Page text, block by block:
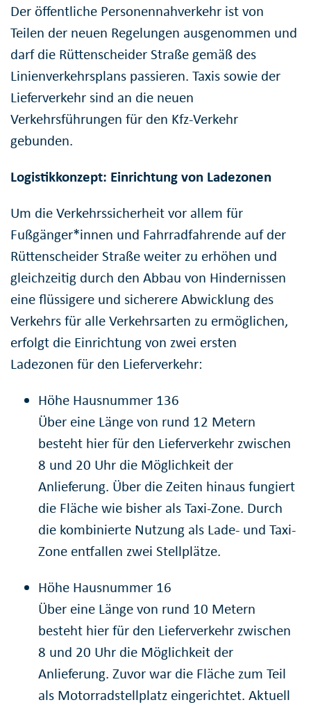
Der öffentliche Personennahverkehr ist von
Teilen der neuen Regelungen ausgenommen und
darf die Rüttenscheider Straße gemäß des
Linienverkehrsplans passieren. Taxis sowie der
Lieferverkehr sind an die neuen
Verkehrsführungen für den Kfz-Verkehr
gebunden.
Logistikkonzept: Einrichtung von Ladezonen
Um die Verkehrssicherheit vor allem für
Fußgänger*innen und Fahrradfahrende auf der
Rüttenscheider Straße weiter zu erhöhen und
gleichzeitig durch den Abbau von Hindernissen
eine flüssigere und sicherere Abwicklung des
Verkehrs für alle Verkehrsarten zu ermöglichen,
erfolgt die Einrichtung von zwei ersten
Ladezonen für den Lieferverkehr:
Höhe Hausnummer 136
Über eine Länge von rund 12 Metern
besteht hier für den Lieferverkehr zwischen
8 und 20 Uhr die Möglichkeit der
Anlieferung. Über die Zeiten hinaus fungiert
die Fläche wie bisher als Taxi-Zone. Durch
die kombinierte Nutzung als Lade- und Taxi-
Zone entfallen zwei Stellplätze.
Höhe Hausnummer 16
Über eine Länge von rund 10 Metern
besteht hier für den Lieferverkehr zwischen
8 und 20 Uhr die Möglichkeit der
Anlieferung. Zuvor war die Fläche zum Teil
als Motorradstellplatz eingerichtet. Aktuell